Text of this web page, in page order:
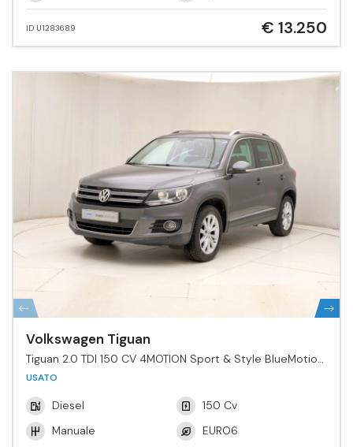
ID U1283689 € 13.250
Volkswagen Tiguan
Tiguan 2.0 TDI 150 CV 4MOTION Sport & Style BlueMotion
Tech.
USATO
Diesel
150 Cv
Manuale
EURO6